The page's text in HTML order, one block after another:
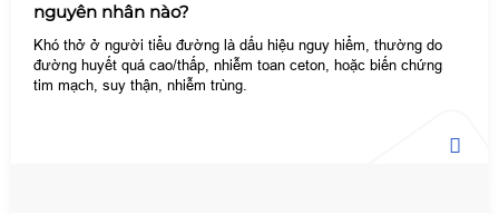
nguyên nhân nào?
Khó thở ở người tiểu đường là dấu hiệu nguy hiểm, thường do
đường huyết quá cao/thấp, nhiễm toan ceton, hoặc biến chứng
tim mạch, suy thận, nhiễm trùng.